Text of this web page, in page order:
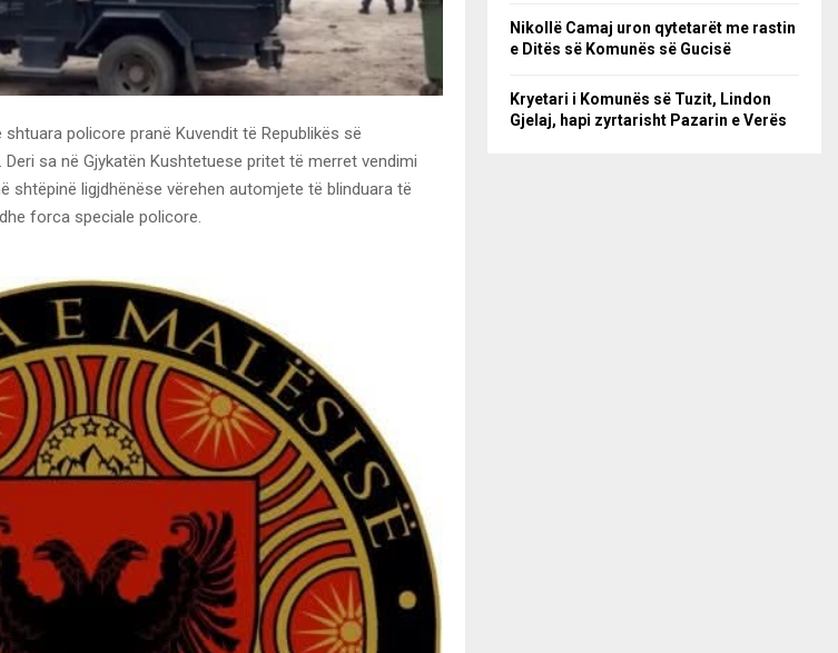
policore pranë Kuvendit të Republikës së
sa në Gjykatën Kushtetuese pritet të merret vendimi
shtëpinë ligjdhënëse vërehen automjete të blinduara të
forca speciale policore.
Nikollë Camaj uron qytetarët me rastin
e Ditës së Komunës së Gucisë
Kryetari i Komunës së Tuzit, Lindon
Gjelaj, hapi zyrtarisht Pazarin e Verës